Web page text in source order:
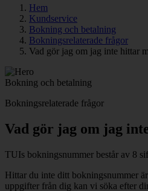
Hem
Kundservice
Bokning och betalning
Bokningsrelaterade frågor
Vad gör jag om jag inte hittar
Bokning och betalning
Bokningsrelaterade frågor
Vad gör jag om jag
TUIs bokningsnummer består av 8
Hittar du inte ditt bokningsnummer
uppgifter från dig kan vi söka efter